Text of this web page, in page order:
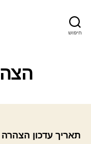
חיפוש
תאריך עדכון הצהרה זו: 11/05/